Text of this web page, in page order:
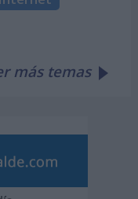
más temas